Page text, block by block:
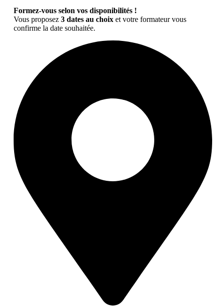
Formez-vous selon vos disponibilités !
Vous proposez 3 dates au choix et votre formateur vous
confirme la date souhaitée.